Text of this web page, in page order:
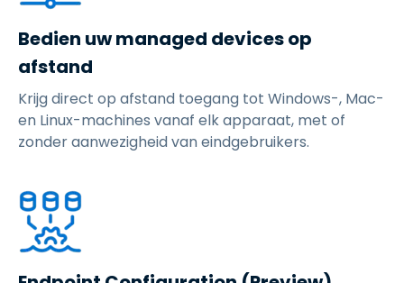
Bedien uw managed devices op
afstand
Krijg direct op afstand toegang tot Windows-, Mac-
en Linux-machines vanaf elk apparaat, met of
zonder aanwezigheid van eindgebruikers.